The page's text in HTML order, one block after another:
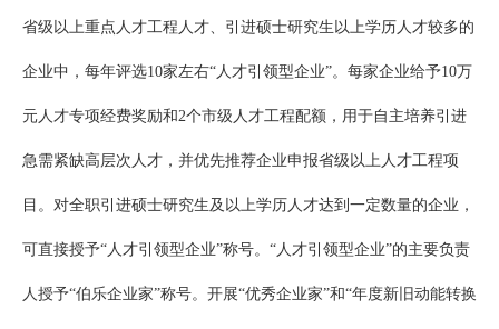
省级以上重点人才工程人才、引进硕士研究生以上学历人才较多的
企业中，每年评选10家左右“人才引领型企业”。每家企业给予10万
元人才专项经费奖励和2个市级人才工程配额，用于自主培养引进
急需紧缺高层次人才，并优先推荐企业申报省级以上人才工程项
目。对全职引进硕士研究生及以上学历人才达到一定数量的企业，
可直接授予“人才引领型企业”称号。“人才引领型企业”的主要负责
人授予“伯乐企业家”称号。开展“优秀企业家”和“年度新旧动能转换